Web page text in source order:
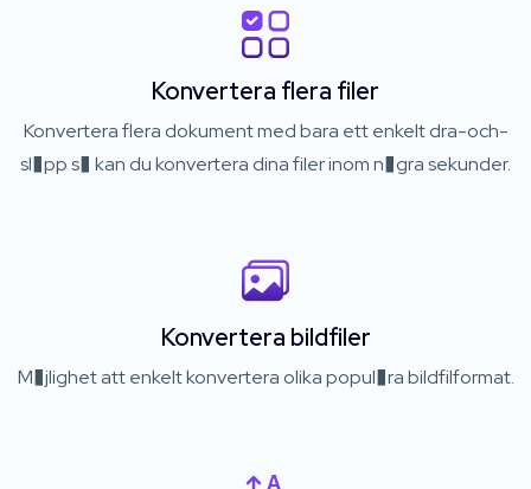
Konvertera flera filer
Konvertera flera dokument med bara ett enkelt dra-och-
sl�pp s� kan du konvertera dina filer inom n�gra sekunder.
Konvertera bildfiler
M�jlighet att enkelt konvertera olika popul�ra bildfilformat.